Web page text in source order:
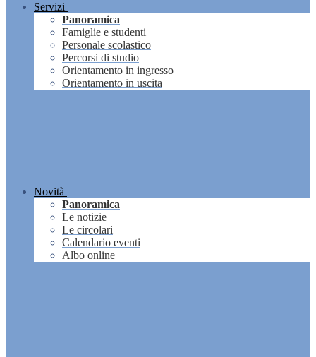
Servizi
Panoramica
Famiglie e studenti
Personale scolastico
Percorsi di studio
Orientamento in ingresso
Orientamento in uscita
Novità
Panoramica
Le notizie
Le circolari
Calendario eventi
Albo online